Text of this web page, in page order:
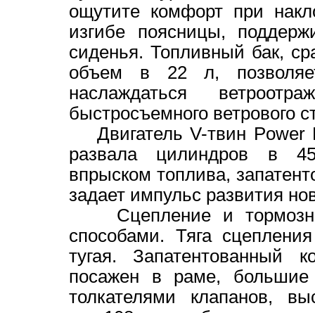
ощутите комфорт при
изгибе поясницы,
сиденья. Топливный бак,
объем в 22 л,
наслаждаться
быстросъемного ветрового
Двигатель V-твин Power
развала цилиндров в
впрыском топлива,
задает импульс развития
Сцепление и
способами. Тяга
тугая. Запатентованный
посажен в раме, большие
толкателями клапанов,